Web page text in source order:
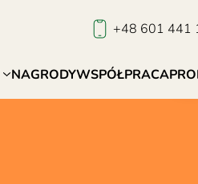
+48 601 441
NAGRODYWSPÓŁPRACA